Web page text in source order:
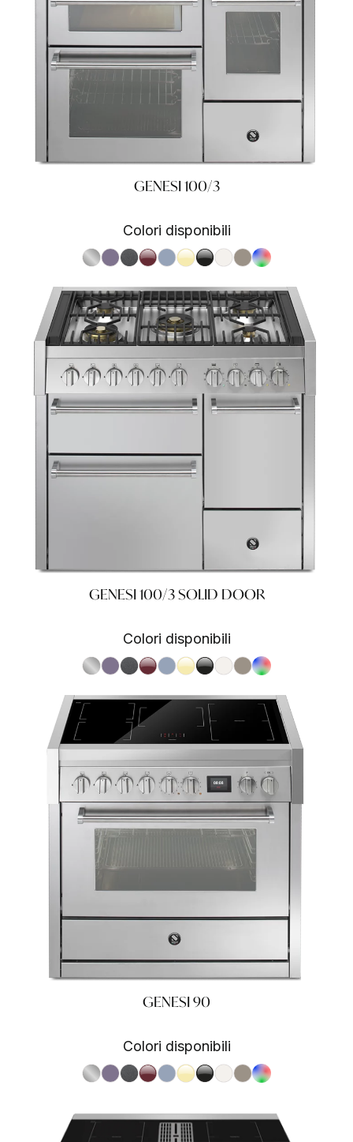
GENESI 100/3
Colori disponibili
S.Steel SS
Ametista AA
Antracite AN
Bordeaux BR
Celeste CE
Crema CR
Nero BA
Nuvola NA
Sabbia SA
RAL
GENESI 100/3 SOLID DOOR
Colori disponibili
S.Steel SS
Ametista AA
Antracite AN
Bordeaux BR
Celeste CE
Crema CR
Nero BA
Nuvola NA
Sabbia SA
RAL
GENESI 90
Colori disponibili
S.Steel SS
Ametista AA
Antracite AN
Bordeaux BR
Celeste CE
Crema CR
Nero BA
Nuvola NA
Sabbia SA
RAL